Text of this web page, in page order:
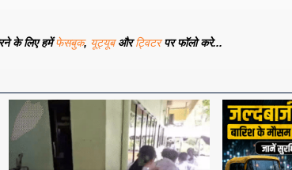
के लिए हमेंफेसबुक, यूट्यूबऔरट्विटरपर फॉलो करे...